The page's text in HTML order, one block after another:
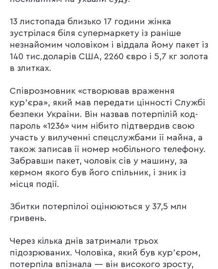
13 листопада близько 17 години жінка
зустрілася біля супермаркету із раніше
незнайомим чоловіком і віддала йому пакет із
140 тис.доларів США, 2260 євро і 5,7 кг золота
в злитках.
Співрозмовник «створював враження
курʼєра», який мав передати цінності Службі
безпеки України. Він назвав потерпілій код-
пароль «1236» чим нібито підтвердив свою
участь у вилученні спецслужбами її майна, а
також записав її номер мобільного телефону.
Забравши пакет, чоловік сів у машину, за
кермом якого був його спільник, і зник із
місця події.
Збитки потерпілої оцінюються у 37,5 млн
гривень.
Через кілька днів затримали трьох
підозрюваних. Чоловіка, який був курʼєром,
потерпіла впізнала — він високого зросту,